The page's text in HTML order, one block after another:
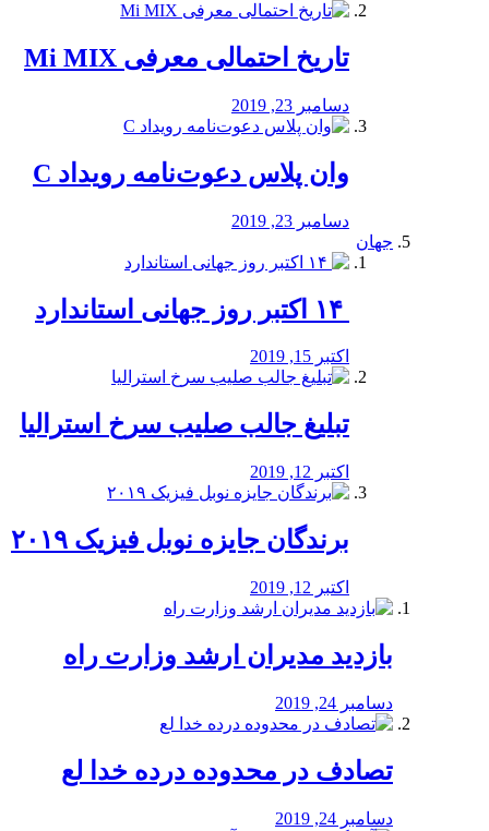
تاریخ احتمالی معرفی Mi MIX
دسامبر 23, 2019
وان پلاس دعوت‌نامه رویداد C
دسامبر 23, 2019
جهان
اکتبر 15, 2019
تبلیغ جالب صلیب سرخ استرالیا
اکتبر 12, 2019
برندگان جایزه نوبل فیزیک ۲۰۱۹
اکتبر 12, 2019
بازدید مدیران ارشد وزارت راه
دسامبر 24, 2019
تصادف در محدوده درده خدا لع
دسامبر 24, 2019